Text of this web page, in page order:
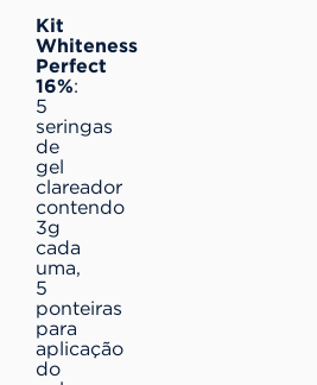
Kit
Whiteness
Perfect
16%:
5
seringas
de
gel
clareador
contendo
3g
cada
uma,
5
ponteiras
para
aplicação
do